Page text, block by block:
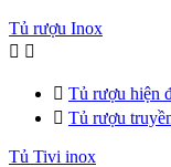
Tủ rượu Inox
 
 Tủ rượu hiện
 Tủ rượu
Tủ Tivi inox